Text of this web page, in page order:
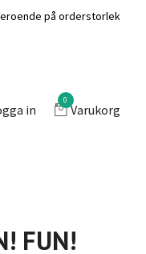
på orderstorlek
in
0
Varukorg
FUN!